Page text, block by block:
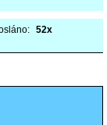
52x